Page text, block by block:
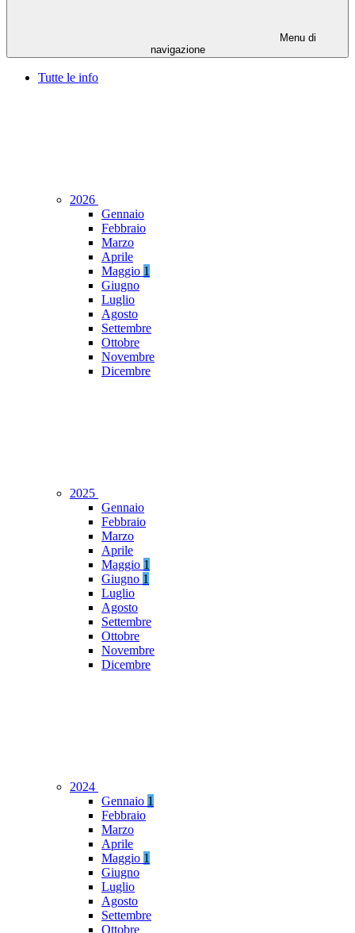
Menu di
navigazione
Tutte le info
2026
Gennaio
Febbraio
Marzo
Aprile
Maggio 1
Giugno
Luglio
Agosto
Settembre
Ottobre
Novembre
Dicembre
2025
Gennaio
Febbraio
Marzo
Aprile
Maggio 1
Giugno 1
Luglio
Agosto
Settembre
Ottobre
Novembre
Dicembre
2024
Gennaio 1
Febbraio
Marzo
Aprile
Maggio 1
Giugno
Luglio
Agosto
Settembre
Ottobre